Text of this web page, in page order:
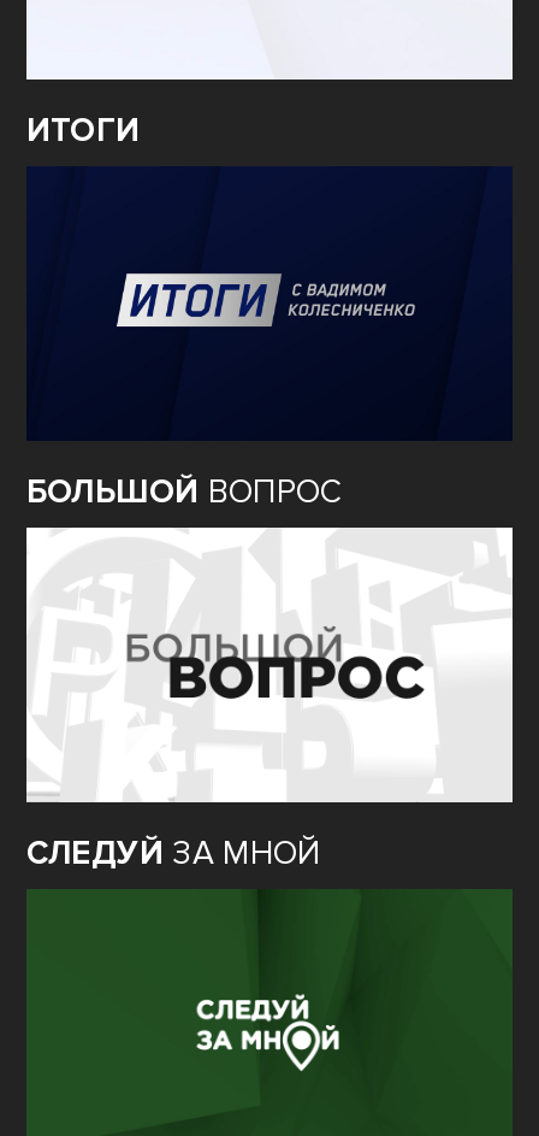
ИТОГИ
БОЛЬШОЙ ВОПРОС
СЛЕДУЙ ЗА МНОЙ